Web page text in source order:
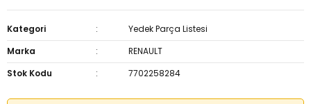
Kategori
Yedek Parça Listesi
Marka
RENAULT
Stok Kodu
7702258284